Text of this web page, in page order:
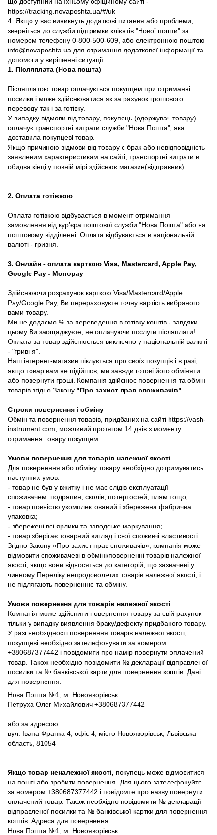
https://tracking.novaposhta.ua/#/uk
4. Якщо у вас виникнуть додаткові питання або проблеми,
зверніться до служби підтримки клієнтів "Нової пошти" за
номером телефону 0-800-500-609, або електронною поштою
info@novaposhta.ua для отримання додаткової інформації та
допомоги у вирішенні ситуації.
1. Післяплата (Нова пошта)
Післяплатою товар оплачується покупцем при отриманні
посилки і може здійснюватися як за рахунок грошового
переводу так і за готівку.
У випадку відмови від товару, покупець (одержувач товару)
оплачує транспортні витрати служби "Нова Пошта", яка
доставила покупцеві товар.
Якщо причиною відмови від товару є брак або невідповідність
заявленим характеристикам на сайті, транспортні витрати в
обидва кінці у повній мірі здійснює магазин(відправник).
2. Оплата готівкою
Оплата готівкою відбувається в момент отримання
замовлення від курʼєра поштової служби "Нова Пошта" або на
поштовому відділенні. Оплата відбувається в національній
валюті - гривня.
3. Онлайн - оплата карткою Visa, Mastercard, Apple Pay,
Google Pay - Monopay
Здійснюючи розрахунок карткою Visa/Mastercard/Apple
Pay/Google Pay, Ви перераховуєте точну вартість вибраного
вами товару.
Ми не додаємо % за переведення в готівку коштів - завдяки
цьому Ви заощаджуєте, не оплачуючи послуги післяплати!
Оплата за товар здійснюється виключно у національній валюті
- "гривня".
Наш інтернет-магазин піклується про своїх покупців і в разі,
якщо товар вам не підійшов, ми завжди готові його обміняти
або повернути гроші. Компанія здійснює повернення та обмін
товарів згідно Закону "Про захист прав споживачів".
Строки повернення і обміну
Обмін та повернення товарів, придбаних на сайті https://vash-
instrument.com, можливий протягом 14 днів з моменту
отримання товару покупцем.
Умови повернення для товарів належної якості
Для повернення або обміну товару необхідно дотримуватись
наступних умов:
- товар не був у вжитку і не має слідів експлуатації
споживачем: подряпин, сколів, потертостей, плям тощо;
- товар повністю укомплектований і збережена фабрична
упаковка;
- збережені всі ярлики та заводське маркування;
- товар зберігає товарний вигляд і свої споживчі властивості.
Згідно Закону «Про захист прав споживачів», компанія може
відмовити споживачеві в обміні/поверненні товарів належної
якості, якщо вони відносяться до категорій, що зазначені у
чинному Переліку непродовольчих товарів належної якості, і
не підлягають поверненню та обміну.
Умови повернення для товарів належної якості
Компанія може здійснити повернення товару за свій рахунок
тільки у випадку виявлення браку/дефекту придбаного товару.
У разі необхідності повернення товарів належної якості,
покупцеві необхідно зателефонувати за номером
+380687377442 і повідомити про намір повернути оплачений
товар. Також необхідно повідомити № декларації відправленої
посилки та № банківської карти для повернення коштів. Дані
для повернення:
Нова Пошта №1, м. Новояворівськ
Петруха Олег Михайлович +380687377442
або за адресою:
вул. Івана Франка 4, офіс 4, місто Новояворівськ, Львівська
область, 81054
Якщо товар неналежної якості, покупець може відмовитися
на пошті або зробити повернення. Для цього зателефонуйте
за номером +380687377442 і повідомте про назву повернути
оплачений товар. Також необхідно повідомити № декларації
відправленої посилки та № банківської картки для повернення
коштів. Адреса для повернення:
Нова Пошта №1, м. Новояворівськ